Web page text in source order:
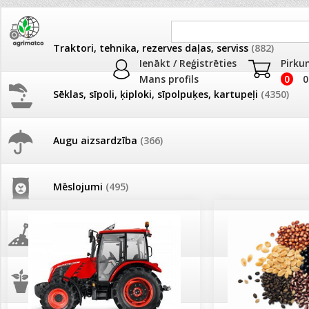
Ienākt / Reģistrēties
Mans profils
0
Traktori, tehnika, rezerves daļas, serviss (882)
Sēklas, sīpoli, ķiploki, sīpolpuķes, kartupeļi (4350)
Augu aizsardzība (366)
Mēslojumi (495)
Augsne, kūdra, mulča
Podi un kasetes(646)
JAUNUMI
Pašlasīšanas vietu katalogs
26.05. Vebinārs - Kā ierobežot
gliemežus piemājas dārzā un
Darba laiks Līgo svētkos
Ūdens piemērotības noteikšana
AKCIJAS
frēze + mulčieris +
AKCIJAS komplekts -
frontālais iekrāvējs
mulčieris + piekabe
AKCIJAS komplekts -
frēze + mulčieris